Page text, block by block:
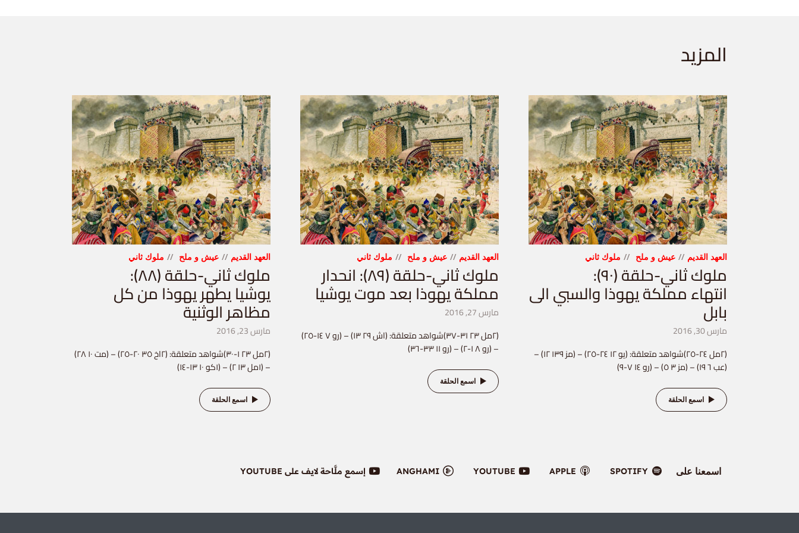
المزيد
العهد القديم عيش و ملح ملوك ثاني
ملوك ثاني-حلقة (٩٠):
انتهاء مملكة يهوذا والسبي الى
بابل
مارس 30, 2016
(٢مل ٢٤-٢٥)شواهد متعلقة: (يو ١٢ ٢٤-٢٥) – (مز ١٣٩ ١٢) –
(عب ٦ ١٩) – (مز ٣ ٥) – (رو ١٤ ٧-٩)
اسمع الحلقة
العهد القديم عيش و ملح ملوك ثاني
ملوك ثاني-حلقة (٨٩): انحدار
مملكة يهوذا بعد موت يوشيا
مارس 27, 2016
(٢مل ٢٣ ٣١-٣٧)شواهد متعلقة: (اش ٢٩ ١٣) – (رو ٧ ١٤-٢٥)
– (رو ٨ ١-٢) – (رو ١١ ٣٣-٣٦)
اسمع الحلقة
العهد القديم عيش و ملح ملوك ثاني
ملوك ثاني-حلقة (٨٨):
يوشيا يطهر يهوذا من كل
مظاهر الوثنية
مارس 23, 2016
(٢مل ٢٣ ١-٣٠)شواهد متعلقة: (٢اخ ٣٥ ٢٠-٢٥) – (مت ١٠ ٢٨)
– (١مل ١٣ ٢) – (١كو ١٠ ١٣-١٤)
اسمع الحلقة
اسمعنا على SPOTIFY
APPLE
YOUTUBE
ANGHAMI إسمع ملَّاحة لايف على YOUTUBE